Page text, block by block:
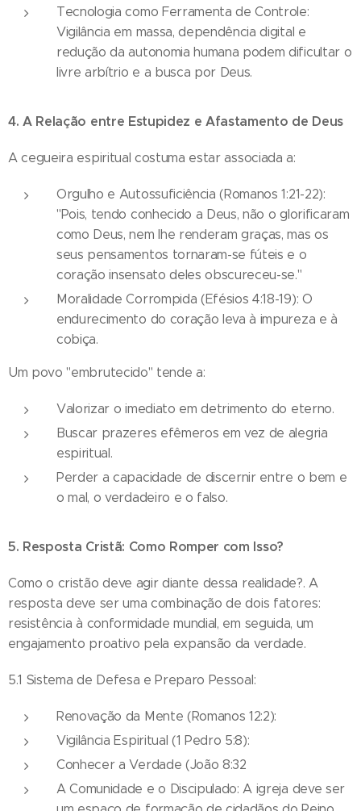
Tecnologia como Ferramenta de Controle:
Vigilância em massa, dependência digital e
redução da autonomia humana podem dificultar o
livre arbítrio e a busca por Deus.
4. A Relação entre Estupidez e Afastamento de Deus
A cegueira espiritual costuma estar associada a:
Orgulho e Autossuficiência (Romanos 1:21-22):
"Pois, tendo conhecido a Deus, não o glorificaram
como Deus, nem lhe renderam graças, mas os
seus pensamentos tornaram-se fúteis e o
coração insensato deles obscureceu-se."
Moralidade Corrompida (Efésios 4:18-19): O
endurecimento do coração leva à impureza e à
cobiça.
Um povo "embrutecido" tende a:
Valorizar o imediato em detrimento do eterno.
Buscar prazeres efêmeros em vez de alegria
espiritual.
Perder a capacidade de discernir entre o bem e
o mal, o verdadeiro e o falso.
5. Resposta Cristã: Como Romper com Isso?
Como o cristão deve agir diante dessa realidade?. A
resposta deve ser uma combinação de dois fatores:
resistência à conformidade mundial, em seguida, um
engajamento proativo pela expansão da verdade.
5.1 Sistema de Defesa e Preparo Pessoal:
Renovação da Mente (Romanos 12:2):
Vigilância Espiritual (1 Pedro 5:8):
Conhecer a Verdade (João 8:32
A Comunidade e o Discipulado: A igreja deve ser